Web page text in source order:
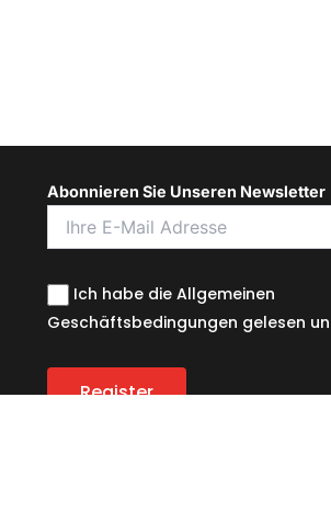
Abonnieren Sie Unseren Newsletter
Ich habe die Allgemeinen
Geschäftsbedingungen gelesen